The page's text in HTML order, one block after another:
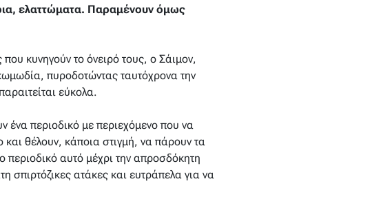
ελαττώματα. Παραμένουν όμως
κυνηγούν το όνειρό τους, o Σάιμον,
πυροδοτώντας ταυτόχρονα την
εύκολα.
ένα περιοδικό με περιεχόμενο που να
θέλουν, κάποια στιγμή, να πάρουν τα
περιοδικό αυτό μέχρι την απροσδόκητη
σπιρτόζικες ατάκες και ευτράπελα για να